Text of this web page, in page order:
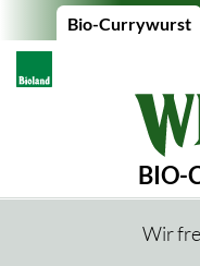
Bio-Currywurst
BIO-
Wir